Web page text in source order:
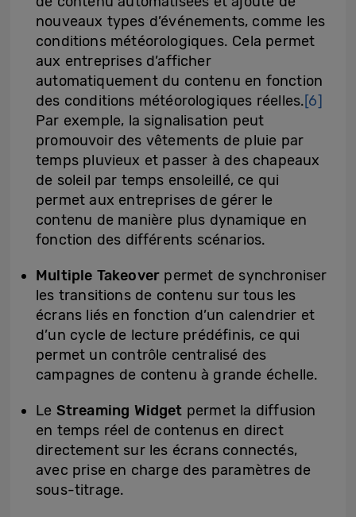
nouveaux types d’événements, comme les
conditions météorologiques. Cela permet
aux entreprises d’afficher
automatiquement du contenu en fonction
des conditions météorologiques réelles.[6]
Par exemple, la signalisation peut
promouvoir des vêtements de pluie par
temps pluvieux et passer à des chapeaux
de soleil par temps ensoleillé, ce qui
permet aux entreprises de gérer le
contenu de manière plus dynamique en
fonction des différents scénarios.
Multiple Takeover permet de synchroniser
les transitions de contenu sur tous les
écrans liés en fonction d’un calendrier et
d’un cycle de lecture prédéfinis, ce qui
permet un contrôle centralisé des
campagnes de contenu à grande échelle.
Le Streaming Widget permet la diffusion
en temps réel de contenus en direct
directement sur les écrans connectés,
avec prise en charge des paramètres de
sous-titrage.